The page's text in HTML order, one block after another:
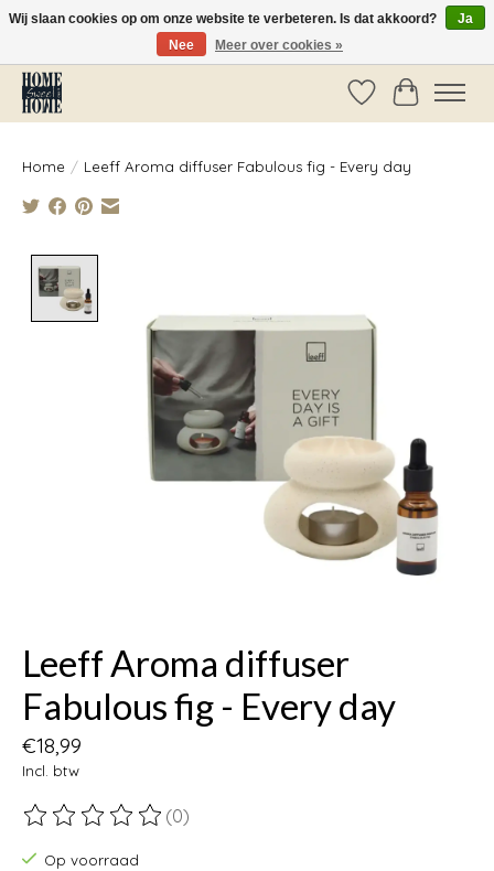
Vóór 14:00 besteld, dezelfde dag verzonden!
Verlanglijst
Home / Leeff Aroma diffuser Fabulous fig - Every day
Leeff Aroma diffuser
Fabulous fig - Every day
€18,99
Incl. btw
De beoordeling van dit product is
(0)
Op voorraad
Wij slaan cookies op om onze website te verbeteren. Is dat akkoord?
Ja
Nee
Meer over cookies »